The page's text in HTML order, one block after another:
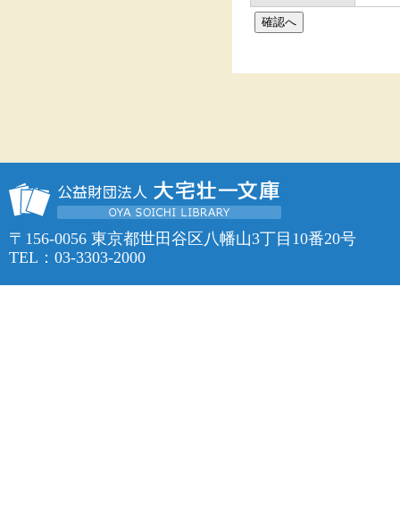
〒156-0056 東京都世田谷区八幡山3丁目10番20号
TEL：03-3303-2000